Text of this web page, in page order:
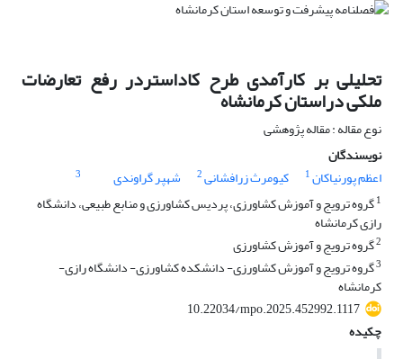
تحلیلی بر کارآمدی طرح کاداستردر رفع تعارضات
ملکی دراستان کرمانشاه
نوع مقاله : مقاله پژوهشی
نویسندگان
اعظم پورنیاکان1 کیومرث زرافشانی2 شهپر گراوندی
3
1گروه ترویج و آموزش کشاورزی، پردیس کشاورزی و منابع طبیعی، دانشگاه
رازی کرمانشاه
2گروه ترویج و آموزش کشاورزی
3گروه ترویج و آموزش کشاورزی- دانشکده کشاورزی- دانشگاه رازی-
کرمانشاه
10.22034/mpo.2025.452992.1117
چکیده